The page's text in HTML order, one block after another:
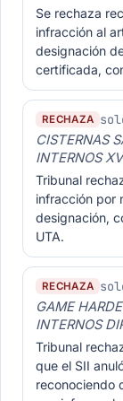
Se rechaza
infracción al
designación
certificada,
RECHAZA
CISTERNAS
INTERNOS
Tribunal
infracción por
designación,
UTA.
RECHAZA
GAME
INTERNOS
Tribunal
que el SII
reconociendo